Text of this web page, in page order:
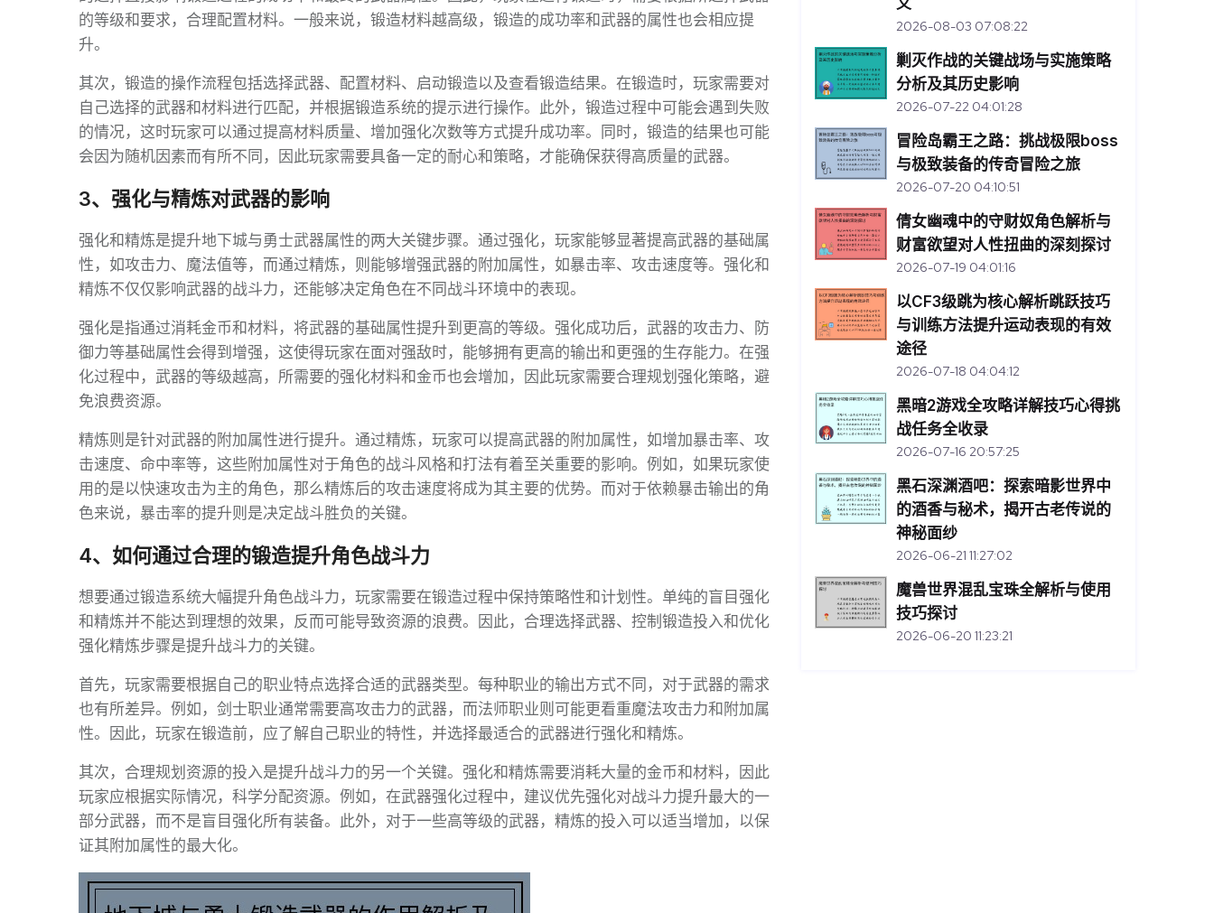
的等级和要求，合理配置材料。一般来说，锻造材料越高级，锻造的成功率和武器的属性也会相应提
升。
其次，锻造的操作流程包括选择武器、配置材料、启动锻造以及查看锻造结果。在锻造时，玩家需要对
自己选择的武器和材料进行匹配，并根据锻造系统的提示进行操作。此外，锻造过程中可能会遇到失败
的情况，这时玩家可以通过提高材料质量、增加强化次数等方式提升成功率。同时，锻造的结果也可能
会因为随机因素而有所不同，因此玩家需要具备一定的耐心和策略，才能确保获得高质量的武器。
3、强化与精炼对武器的影响
强化和精炼是提升地下城与勇士武器属性的两大关键步骤。通过强化，玩家能够显著提高武器的基础属
性，如攻击力、魔法值等，而通过精炼，则能够增强武器的附加属性，如暴击率、攻击速度等。强化和
精炼不仅仅影响武器的战斗力，还能够决定角色在不同战斗环境中的表现。
强化是指通过消耗金币和材料，将武器的基础属性提升到更高的等级。强化成功后，武器的攻击力、防
御力等基础属性会得到增强，这使得玩家在面对强敌时，能够拥有更高的输出和更强的生存能力。在强
化过程中，武器的等级越高，所需要的强化材料和金币也会增加，因此玩家需要合理规划强化策略，避
免浪费资源。
精炼则是针对武器的附加属性进行提升。通过精炼，玩家可以提高武器的附加属性，如增加暴击率、攻
击速度、命中率等，这些附加属性对于角色的战斗风格和打法有着至关重要的影响。例如，如果玩家使
用的是以快速攻击为主的角色，那么精炼后的攻击速度将成为其主要的优势。而对于依赖暴击输出的角
色来说，暴击率的提升则是决定战斗胜负的关键。
4、如何通过合理的锻造提升角色战斗力
想要通过锻造系统大幅提升角色战斗力，玩家需要在锻造过程中保持策略性和计划性。单纯的盲目强化
和精炼并不能达到理想的效果，反而可能导致资源的浪费。因此，合理选择武器、控制锻造投入和优化
强化精炼步骤是提升战斗力的关键。
首先，玩家需要根据自己的职业特点选择合适的武器类型。每种职业的输出方式不同，对于武器的需求
也有所差异。例如，剑士职业通常需要高攻击力的武器，而法师职业则可能更看重魔法攻击力和附加属
性。因此，玩家在锻造前，应了解自己职业的特性，并选择最适合的武器进行强化和精炼。
其次，合理规划资源的投入是提升战斗力的另一个关键。强化和精炼需要消耗大量的金币和材料，因此
玩家应根据实际情况，科学分配资源。例如，在武器强化过程中，建议优先强化对战斗力提升最大的一
部分武器，而不是盲目强化所有装备。此外，对于一些高等级的武器，精炼的投入可以适当增加，以保
证其附加属性的最大化。
义
2026-08-03 07:08:22
剿灭作战的关键战场与实施策略
分析及其历史影响
2026-07-22 04:01:28
冒险岛霸王之路：挑战极限boss
与极致装备的传奇冒险之旅
2026-07-20 04:10:51
倩女幽魂中的守财奴角色解析与
财富欲望对人性扭曲的深刻探讨
2026-07-19 04:01:16
以CF3级跳为核心解析跳跃技巧
与训练方法提升运动表现的有效
途径
2026-07-18 04:04:12
黑暗2游戏全攻略详解技巧心得挑
战任务全收录
2026-07-16 20:57:25
黑石深渊酒吧：探索暗影世界中
的酒香与秘术，揭开古老传说的
神秘面纱
2026-06-21 11:27:02
魔兽世界混乱宝珠全解析与使用
技巧探讨
2026-06-20 11:23:21